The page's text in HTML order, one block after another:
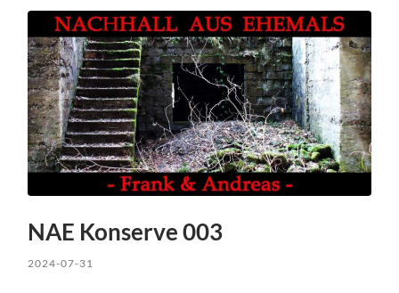
NAE Konserve 003
2024-07-31